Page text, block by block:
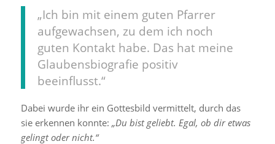
„Ich bin mit einem guten Pfarrer
aufgewachsen, zu dem ich noch
guten Kontakt habe. Das hat meine
Glaubensbiografie positiv
beeinflusst.“
Dabei wurde ihr ein Gottesbild vermittelt, durch das
sie erkennen konnte: „Du bist geliebt. Egal, ob dir etwas
gelingt oder nicht.“